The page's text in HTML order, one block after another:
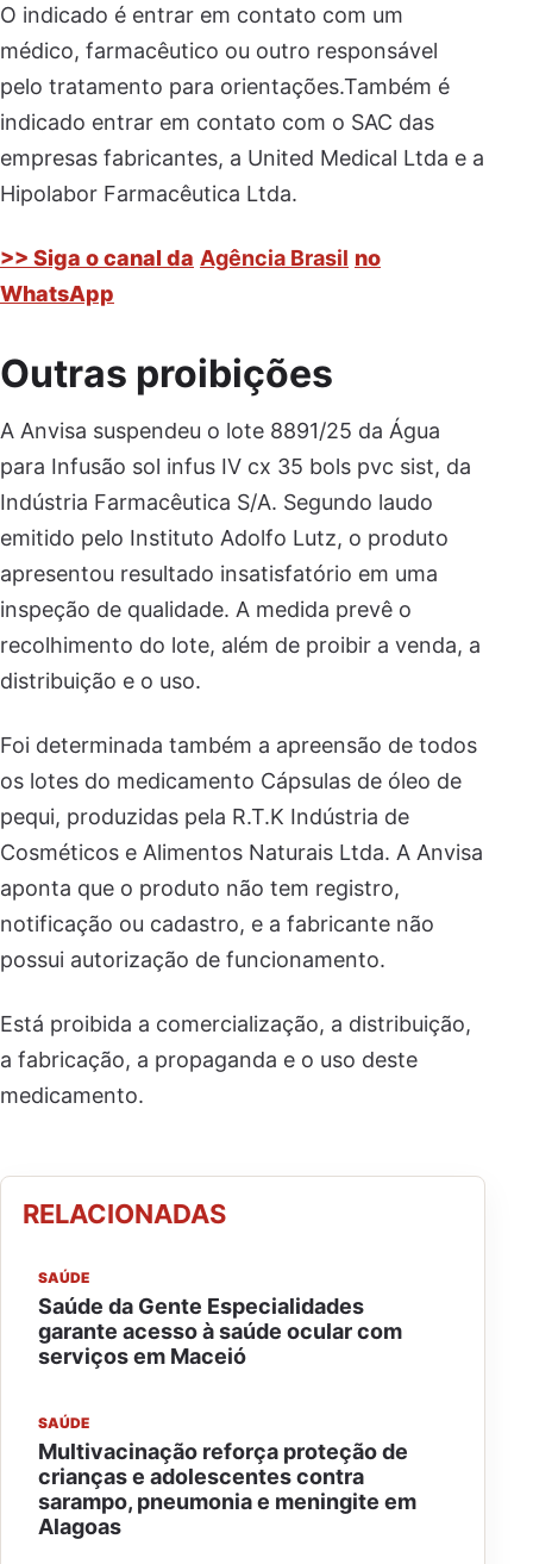
O indicado é entrar em contato com um
médico, farmacêutico ou outro responsável
pelo tratamento para orientações.Também é
indicado entrar em contato com o SAC das
empresas fabricantes, a United Medical Ltda e a
Hipolabor Farmacêutica Ltda.
>> Siga o canal da Agência Brasil no
WhatsApp
Outras proibições
A Anvisa suspendeu o lote 8891/25 da Água
para Infusão sol infus IV cx 35 bols pvc sist, da
Indústria Farmacêutica S/A. Segundo laudo
emitido pelo Instituto Adolfo Lutz, o produto
apresentou resultado insatisfatório em uma
inspeção de qualidade. A medida prevê o
recolhimento do lote, além de proibir a venda, a
distribuição e o uso.
Foi determinada também a apreensão de todos
os lotes do medicamento Cápsulas de óleo de
pequi, produzidas pela R.T.K Indústria de
Cosméticos e Alimentos Naturais Ltda. A Anvisa
aponta que o produto não tem registro,
notificação ou cadastro, e a fabricante não
possui autorização de funcionamento.
Está proibida a comercialização, a distribuição,
a fabricação, a propaganda e o uso deste
medicamento.
RELACIONADAS
SAÚDE
Saúde da Gente Especialidades
garante acesso à saúde ocular com
serviços em Maceió
SAÚDE
Multivacinação reforça proteção de
crianças e adolescentes contra
sarampo, pneumonia e meningite em
Alagoas